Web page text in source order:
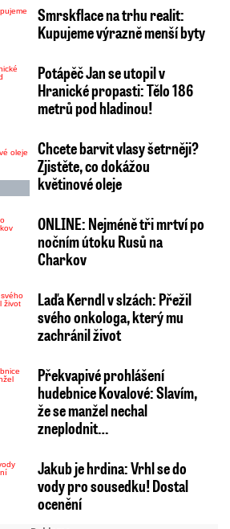
Smrskflace na trhu realit:
Kupujeme výrazně menší byty
Potápěč Jan se utopil v
Hranické propasti: Tělo 186
metrů pod hladinou!
Chcete barvit vlasy šetrněji?
Zjistěte, co dokážou
květinové oleje
ONLINE: Nejméně tři mrtví po
nočním útoku Rusů na
Charkov
Laďa Kerndl v slzách: Přežil
svého onkologa, který mu
zachránil život
Překvapivé prohlášení
hudebnice Kovalové: Slavím,
že se manžel nechal
zneplodnit…
Jakub je hrdina: Vrhl se do
vody pro sousedku! Dostal
ocenění